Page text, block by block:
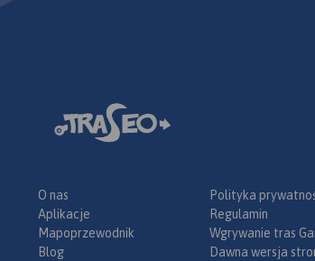
O nas
Aplikacje
Mapoprzewodnik
Blog
Polityka
Regulamin
Wgrywanie tras
Dawna wersja